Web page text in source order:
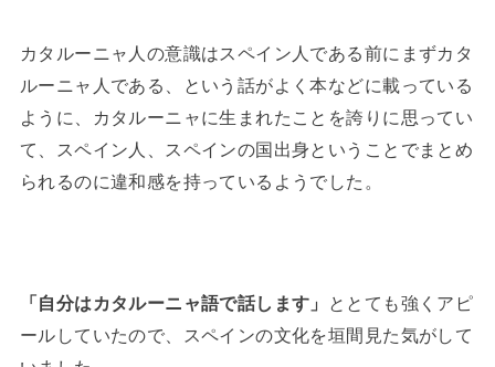
カタルーニャ人の意識はスペイン人である前にまずカタ
ルーニャ人である、という話がよく本などに載っている
ように、カタルーニャに生まれたことを誇りに思ってい
て、スペイン人、スペインの国出身ということでまとめ
られるのに違和感を持っているようでした。
「自分はカタルーニャ語で話します」
ととても強くアピ
ールしていたので、スペインの文化を垣間見た気がして